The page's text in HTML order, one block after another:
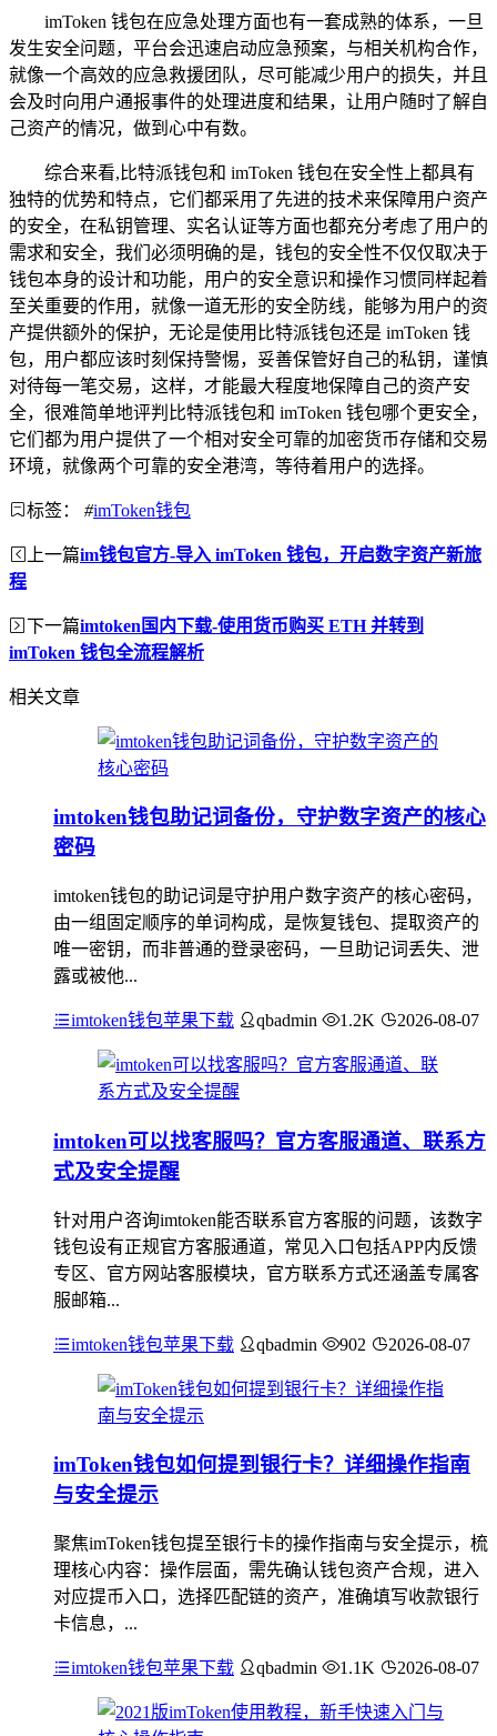
imToken 钱包在应急处理方面也有一套成熟的体系，一旦
发生安全问题，平台会迅速启动应急预案，与相关机构合作，
就像一个高效的应急救援团队，尽可能减少用户的损失，并且
会及时向用户通报事件的处理进度和结果，让用户随时了解自
己资产的情况，做到心中有数。
综合来看,比特派钱包和 imToken 钱包在安全性上都具有
独特的优势和特点，它们都采用了先进的技术来保障用户资产
的安全，在私钥管理、实名认证等方面也都充分考虑了用户的
需求和安全，我们必须明确的是，钱包的安全性不仅仅取决于
钱包本身的设计和功能，用户的安全意识和操作习惯同样起着
至关重要的作用，就像一道无形的安全防线，能够为用户的资
产提供额外的保护，无论是使用比特派钱包还是 imToken 钱
包，用户都应该时刻保持警惕，妥善保管好自己的私钥，谨慎
对待每一笔交易，这样，才能最大程度地保障自己的资产安
全，很难简单地评判比特派钱包和 imToken 钱包哪个更安全，
它们都为用户提供了一个相对安全可靠的加密货币存储和交易
环境，就像两个可靠的安全港湾，等待着用户的选择。
标签： #imToken钱包
上一篇im钱包官方-导入 imToken 钱包，开启数字资产新旅
程
下一篇imtoken国内下载-使用货币购买 ETH 并转到
imToken 钱包全流程解析
相关文章
imtoken钱包助记词备份，守护数字资产的核心
密码
imtoken钱包的助记词是守护用户数字资产的核心密码，
由一组固定顺序的单词构成，是恢复钱包、提取资产的
唯一密钥，而非普通的登录密码，一旦助记词丢失、泄
露或被他...
imtoken钱包苹果下载 qbadmin 1.2K 2026-08-07
imtoken可以找客服吗？官方客服通道、联系方
式及安全提醒
针对用户咨询imtoken能否联系官方客服的问题，该数字
钱包设有正规官方客服通道，常见入口包括APP内反馈
专区、官方网站客服模块，官方联系方式还涵盖专属客
服邮箱...
imtoken钱包苹果下载 qbadmin 902 2026-08-07
imToken钱包如何提到银行卡？详细操作指南
与安全提示
聚焦imToken钱包提至银行卡的操作指南与安全提示，梳
理核心内容：操作层面，需先确认钱包资产合规，进入
对应提币入口，选择匹配链的资产，准确填写收款银行
卡信息，...
imtoken钱包苹果下载 qbadmin 1.1K 2026-08-07